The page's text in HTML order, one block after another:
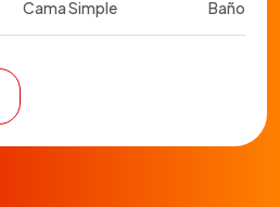
Cama Simple Baño